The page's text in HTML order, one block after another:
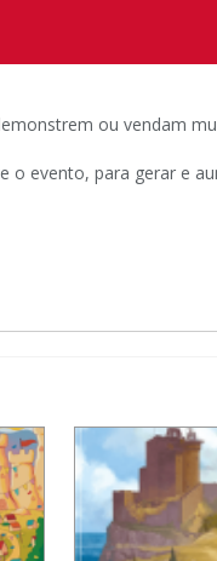
ou vendam
o evento, para gerar e